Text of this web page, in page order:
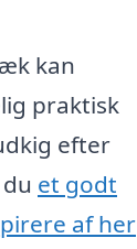
kan
praktisk
efter
et godt
af her